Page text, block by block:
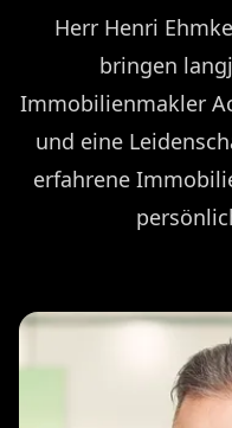
Herr Henri
bringen
Immobilienmakler
und eine
erfahrene